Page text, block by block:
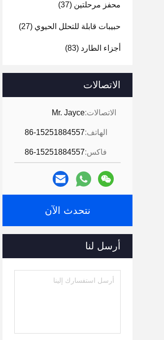
محفز مرحلتين (37)
حبيبات قابلة للتحلل الحيوي (27)
أجزاء الطارد (83)
الاتصالات
الاتصالات:Mr. Jayce
الهاتف:86-15251884557
فاكس:86-15251884557
نتحدث الآن
أرسل لنا